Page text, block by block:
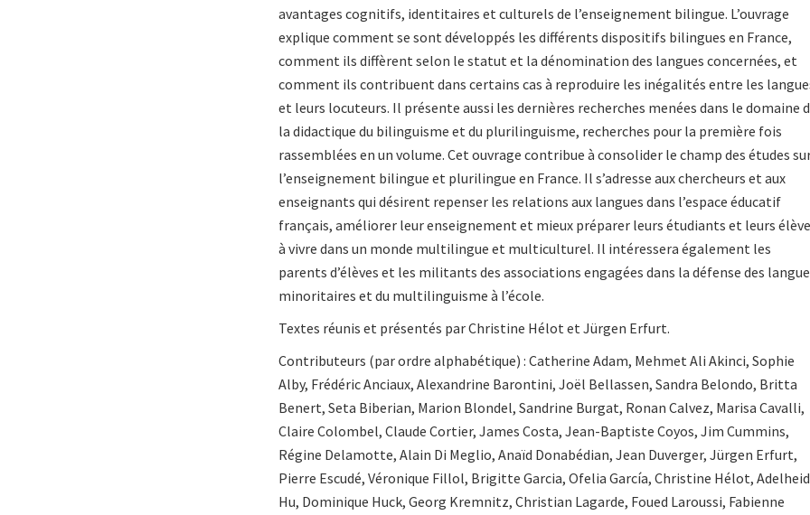
avantages cognitifs, identitaires et culturels de l’enseignement bilingue. L’ouvrage
explique comment se sont développés les différents dispositifs bilingues en France,
comment ils diffèrent selon le statut et la dénomination des langues concernées, et
comment ils contribuent dans certains cas à reproduire les inégalités entre les
et leurs locuteurs. Il présente aussi les dernières recherches menées dans le domaine
la didactique du bilinguisme et du plurilinguisme, recherches pour la première fois
rassemblées en un volume. Cet ouvrage contribue à consolider le champ des études
l’enseignement bilingue et plurilingue en France. Il s’adresse aux chercheurs et aux
enseignants qui désirent repenser les relations aux langues dans l’espace éducatif
français, améliorer leur enseignement et mieux préparer leurs étudiants et leurs
à vivre dans un monde multilingue et multiculturel. Il intéressera également les
parents d’élèves et les militants des associations engagées dans la défense des
minoritaires et du multilinguisme à l’école.
Textes réunis et présentés par Christine Hélot et Jürgen Erfurt.
Contributeurs (par ordre alphabétique) : Catherine Adam, Mehmet Ali Akinci, Sophie
Alby, Frédéric Anciaux, Alexandrine Barontini, Joël Bellassen, Sandra Belondo, Britta
Benert, Seta Biberian, Marion Blondel, Sandrine Burgat, Ronan Calvez, Marisa Cavalli,
Claire Colombel, Claude Cortier, James Costa, Jean-Baptiste Coyos, Jim Cummins,
Régine Delamotte, Alain Di Meglio, Anaïd Donabédian, Jean Duverger, Jürgen Erfurt,
Pierre Escudé, Véronique Fillol, Brigitte Garcia, Ofelia García, Christine Hélot, Adelheid
Hu, Dominique Huck, Georg Kremnitz, Christian Lagarde, Foued Laroussi, Fabienne